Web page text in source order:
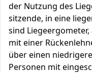
der Nutzung des
sitzende, in eine
sind
mit einer
über einen
Personen mit